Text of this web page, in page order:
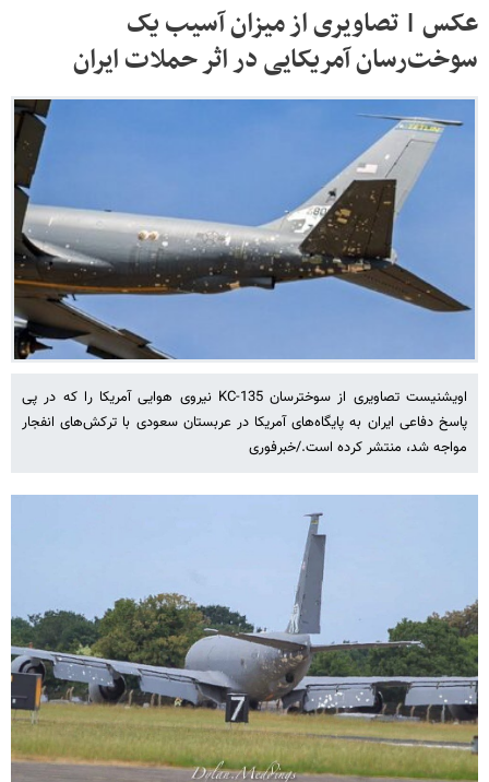
عکس | تصاویری از میزان آسیب یک
سوخت‌رسان آمریکایی در اثر حملات ایران
اویشنیست تصاویری از سوخترسان KC-135 نیروی هوایی آمریکا را که در پی
پاسخ دفاعی ایران به پایگاه‌های آمریکا در عربستان سعودی با ترکش‌های انفجار
مواجه شد، منتشر کرده است./خبرفوری